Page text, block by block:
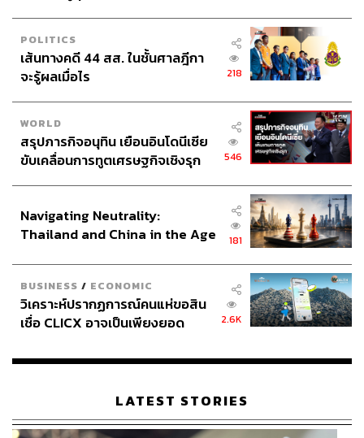
POLITICS
เส้นทางคดี 44 สส. ในชั้นศาลฎีกา
จะรู้ผลเมื่อไร
218
WORLD
สรุปภารกิจอนุทิน เยือนอินโดนีเซีย
ขับเคลื่อนการทูตเศรษฐกิจเชิงรุก
546
Navigating Neutrality:
Thailand and China in the Age
181
BUSINESS / ECONOMIC
วิเคราะห์ปรากฏการณ์คนแห่ขอสิน
เชื่อ CLICX อาจเป็นเพียงยอด
เรือนไทยที่ถูกซุกไว้
2.6K
LATEST STORIES